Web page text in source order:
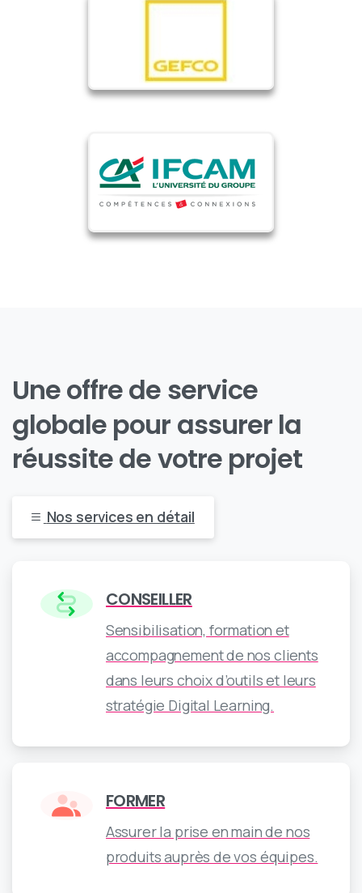
Uneoffrede service
globale pour assurer la
réussitedevotre projet
Nos services en détail
CONSEILLER
Sensibilisation, formation et
accompagnement de nos clients
dans leurs choix d’outils et leurs
stratégie Digital Learning.
FORMER
Assurer la prise en main de nos
produits auprès de vos équipes.